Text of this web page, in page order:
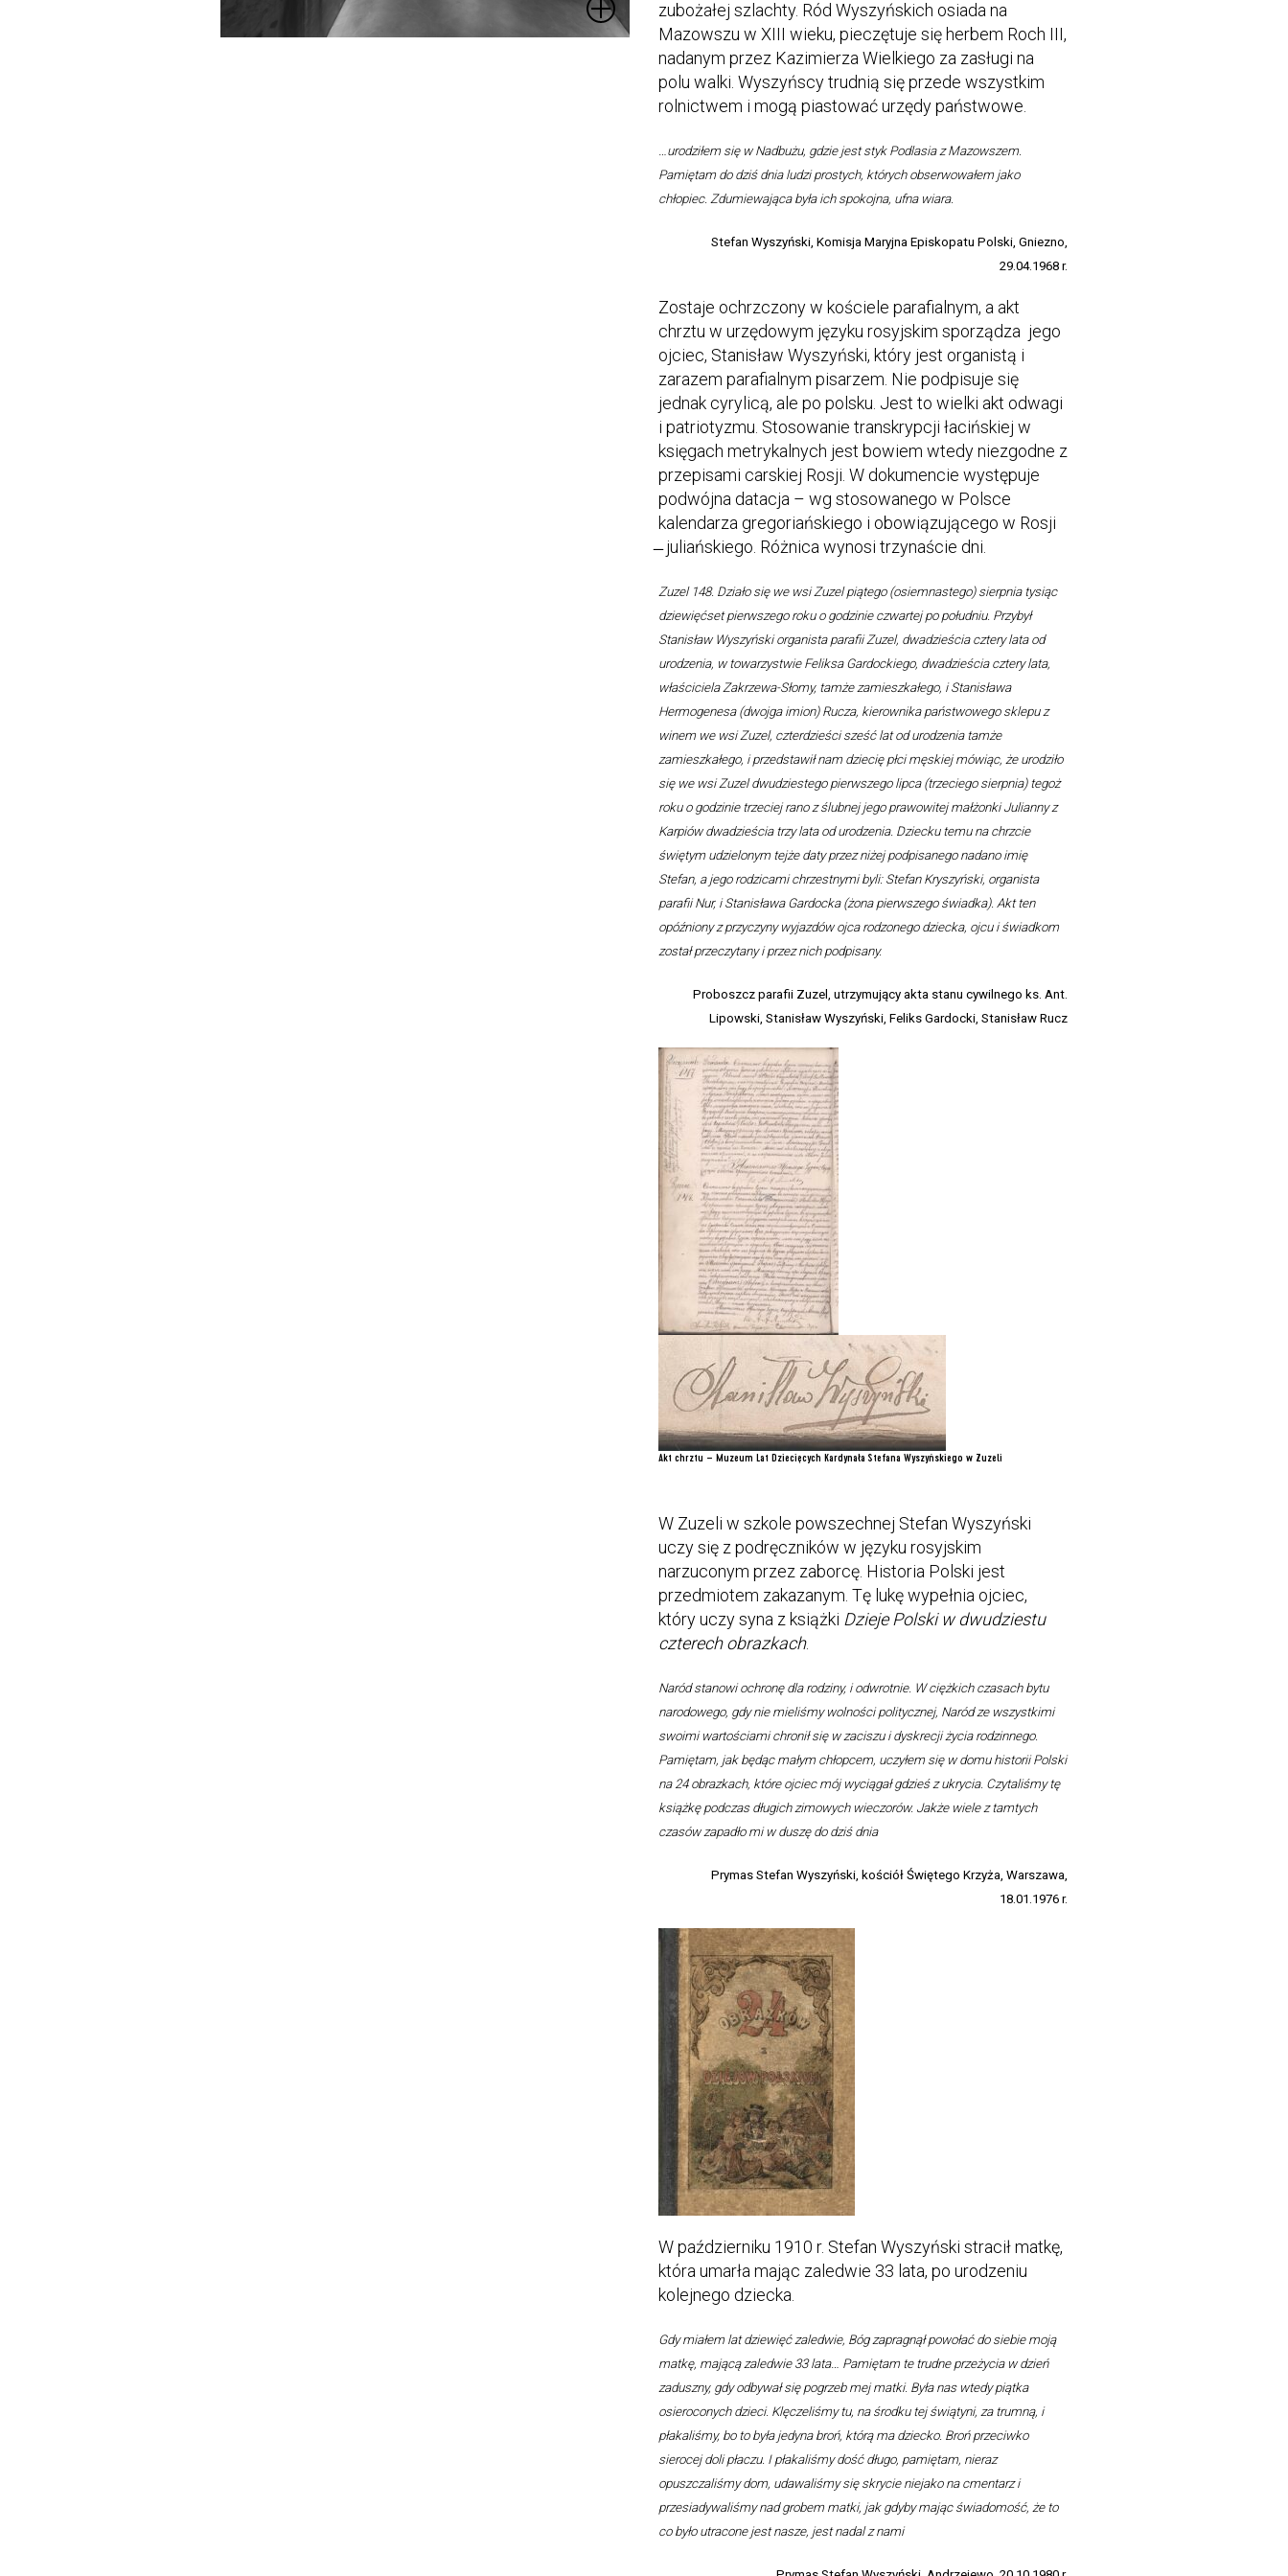
zubożałej szlachty. Ród Wyszyńskich osiada na
Mazowszu w XIII wieku, pieczętuje się herbem Roch III,
nadanym przez Kazimierza Wielkiego za zasługi na
polu walki. Wyszyńscy trudnią się przede wszystkim
rolnictwem i mogą piastować urzędy państwowe.
…urodziłem się w Nadbużu, gdzie jest styk Podlasia z Mazowszem.
Pamiętam do dziś dnia ludzi prostych, których obserwowałem jako
chłopiec. Zdumiewająca była ich spokojna, ufna wiara.
Stefan Wyszyński, Komisja Maryjna Episkopatu Polski, Gniezno,
29.04.1968 r.
Zostaje ochrzczony w kościele parafialnym, a akt
chrztu w urzędowym języku rosyjskim sporządza jego
ojciec, Stanisław Wyszyński, który jest organistą i
zarazem parafialnym pisarzem. Nie podpisuje się
jednak cyrylicą, ale po polsku. Jest to wielki akt odwagi
i patriotyzmu. Stosowanie transkrypcji łacińskiej w
księgach metrykalnych jest bowiem wtedy niezgodne z
przepisami carskiej Rosji. W dokumencie występuje
podwójna datacja – wg stosowanego w Polsce
kalendarza gregoriańskiego i obowiązującego w Rosji
̶ juliańskiego. Różnica wynosi trzynaście dni.
Zuzel 148. Działo się we wsi Zuzel piątego (osiemnastego) sierpnia tysiąc
dziewięćset pierwszego roku o godzinie czwartej po południu. Przybył
Stanisław Wyszyński organista parafii Zuzel, dwadzieścia cztery lata od
urodzenia, w towarzystwie Feliksa Gardockiego, dwadzieścia cztery lata,
właściciela Zakrzewa-Słomy, tamże zamieszkałego, i Stanisława
Hermogenesa (dwojga imion) Rucza, kierownika państwowego sklepu z
winem we wsi Zuzel, czterdzieści sześć lat od urodzenia tamże
zamieszkałego, i przedstawił nam dziecię płci męskiej mówiąc, że urodziło
się we wsi Zuzel dwudziestego pierwszego lipca (trzeciego sierpnia) tegoż
roku o godzinie trzeciej rano z ślubnej jego prawowitej małżonki Julianny z
Karpiów dwadzieścia trzy lata od urodzenia. Dziecku temu na chrzcie
świętym udzielonym tejże daty przez niżej podpisanego nadano imię
Stefan, a jego rodzicami chrzestnymi byli: Stefan Kryszyński, organista
parafii Nur, i Stanisława Gardocka (żona pierwszego świadka). Akt ten
opóźniony z przyczyny wyjazdów ojca rodzonego dziecka, ojcu i świadkom
został przeczytany i przez nich podpisany.
Proboszcz parafii Zuzel, utrzymujący akta stanu cywilnego ks. Ant.
Lipowski, Stanisław Wyszyński, Feliks Gardocki, Stanisław Rucz
Akt chrztu – Muzeum Lat Dziecięcych Kardynała Stefana Wyszyńskiego w Zuzeli
W Zuzeli w szkole powszechnej Stefan Wyszyński
uczy się z podręczników w języku rosyjskim
narzuconym przez zaborcę. Historia Polski jest
przedmiotem zakazanym. Tę lukę wypełnia ojciec,
który uczy syna z książki Dzieje Polski w dwudziestu
czterech obrazkach.
Naród stanowi ochronę dla rodziny, i odwrotnie. W ciężkich czasach bytu
narodowego, gdy nie mieliśmy wolności politycznej, Naród ze wszystkimi
swoimi wartościami chronił się w zaciszu i dyskrecji życia rodzinnego.
Pamiętam, jak będąc małym chłopcem, uczyłem się w domu historii Polski
na 24 obrazkach, które ojciec mój wyciągał gdzieś z ukrycia. Czytaliśmy tę
książkę podczas długich zimowych wieczorów. Jakże wiele z tamtych
czasów zapadło mi w duszę do dziś dnia
Prymas Stefan Wyszyński, kościół Świętego Krzyża, Warszawa,
18.01.1976 r.
W październiku 1910 r. Stefan Wyszyński stracił matkę,
która umarła mając zaledwie 33 lata, po urodzeniu
kolejnego dziecka.
Gdy miałem lat dziewięć zaledwie, Bóg zapragnął powołać do siebie moją
matkę, mającą zaledwie 33 lata… Pamiętam te trudne przeżycia w dzień
zaduszny, gdy odbywał się pogrzeb mej matki. Była nas wtedy piątka
osieroconych dzieci. Klęczeliśmy tu, na środku tej świątyni, za trumną, i
płakaliśmy, bo to była jedyna broń, którą ma dziecko. Broń przeciwko
sierocej doli płaczu. I płakaliśmy dość długo, pamiętam, nieraz
opuszczaliśmy dom, udawaliśmy się skrycie niejako na cmentarz i
przesiadywaliśmy nad grobem matki, jak gdyby mając świadomość, że to
co było utracone jest nasze, jest nadal z nami